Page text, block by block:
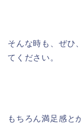
そんな時も、ぜひ
てください。
もちろん満足感と